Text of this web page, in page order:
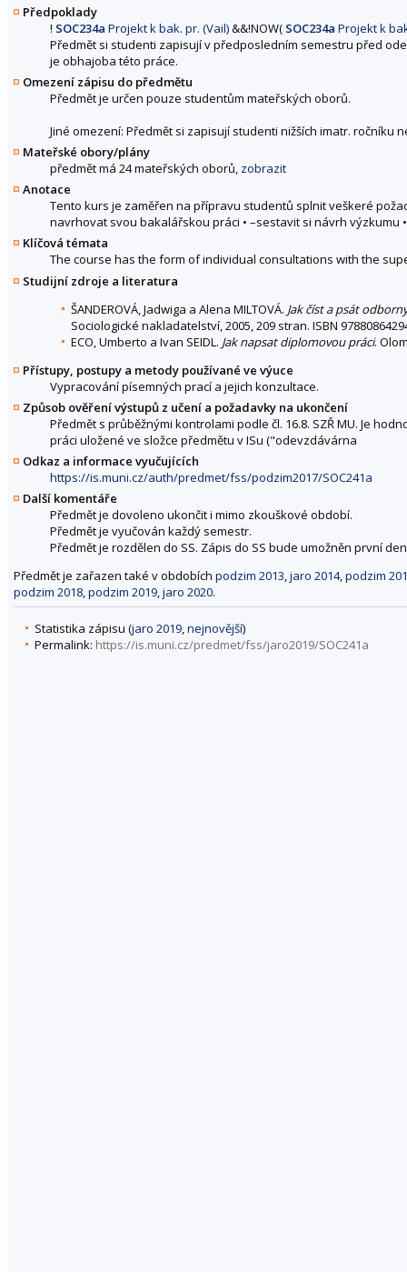
Předpoklady
! SOC234a Projekt k bak. pr. (Vail)&&!NOW( SOC234a Projekt k
Předmět si studenti zapisují v předposledním semestru před
je obhajoba této práce.
Omezení zápisu do předmětu
Předmět je určen pouze studentům mateřských oborů.
Jiné omezení: Předmět si zapisují studenti nižších imatr. ročníku
Mateřské obory/plány
předmět má 24 mateřských oborů, zobrazit
Anotace
Tento kurs je zaměřen na přípravu studentů splnit veškeré
navrhovat svou bakalářskou práci • –sestavit si návrh
Klíčová témata
The course has the form of individual consultations with the
Studijní zdroje a literatura
ŠANDEROVÁ, Jadwiga a Alena MILTOVÁ. Jak číst a psát
Sociologické nakladatelství, 2005, 209 stran. ISBN
ECO, Umberto a Ivan SEIDL. Jak napsat diplomovou práci.
Přístupy, postupy a metody používané ve výuce
Vypracování písemných prací a jejich konzultace.
Způsob ověření výstupů z učení a požadavky na ukončení
Předmět s průběžnými kontrolami podle čl. 16.8. SZŘ MU. Je
práci uložené ve složce předmětu v ISu ("odevzdávárna
Odkaz a informace vyučujících
https://is.muni.cz/auth/predmet/fss/podzim2017/SOC241a
Další komentáře
Předmět je dovoleno ukončit i mimo zkouškové období.
Předmět je vyučován každý semestr.
Předmět je rozdělen do SS. Zápis do SS bude umožněn první
Předmět je zařazen také v obdobích podzim 2013,jaro 2014,podzim
podzim 2018,podzim 2019,jaro 2020.
Statistika zápisu (jaro 2019,nejnovější)
Permalink: https://is.muni.cz/predmet/fss/jaro2019/SOC241a